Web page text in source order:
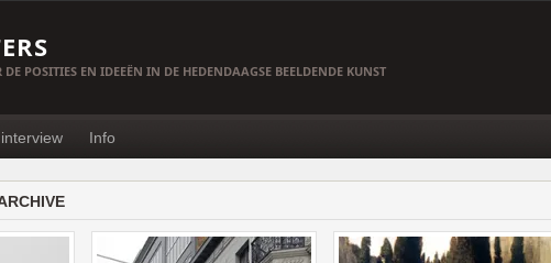
POSITIES EN IDEEËN IN DE HEDENDAAGSE BEELDENDE KUNST
interview Info